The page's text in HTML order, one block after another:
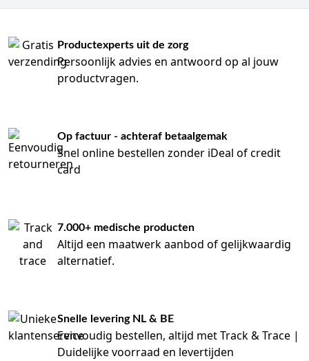
Productexperts uit de zorg
Persoonlijk advies en antwoord op al jouw
productvragen.
Op factuur - achteraf betaalgemak
Snel online bestellen zonder iDeal of credit
card
7.000+ medische producten
Altijd een maatwerk aanbod of gelijkwaardig
alternatief.
Snelle levering NL & BE
Eenvoudig bestellen, altijd met Track & Trace |
Duidelijke voorraad en levertijden